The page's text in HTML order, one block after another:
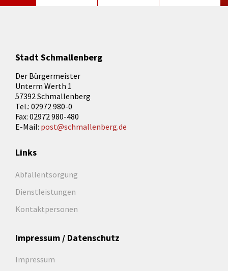
Stadt Schmallenberg
Der Bürgermeister
Unterm Werth 1
57392 Schmallenberg
Tel.: 02972 980-0
Fax: 02972 980-480
E-Mail: post@schmallenberg.de
Links
Abfallentsorgung
Dienstleistungen
Kontaktpersonen
Impressum / Datenschutz
Impressum